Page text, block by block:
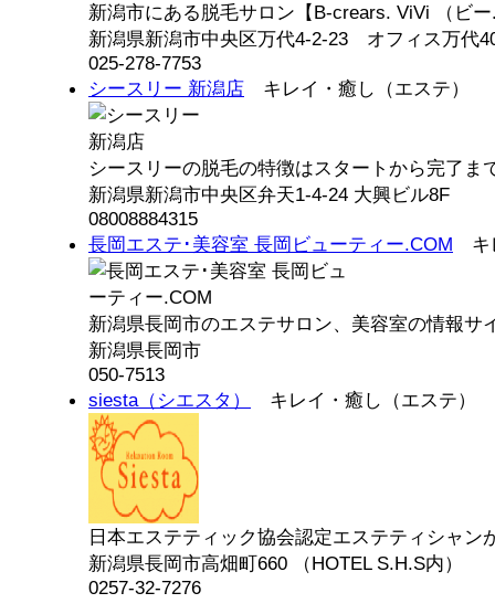
新潟市にある脱毛サロン【B-crears. ViVi （ビ
新潟県新潟市中央区万代4-2-23 オフィス万代
025-278-7753
シースリー 新潟店 キレイ・癒し（エステ）
シースリーの脱毛の特徴はスタートから完了ま
新潟県新潟市中央区弁天1-4-24 大興ビル8F
08008884315
長岡エステ･美容室 長岡ビューティー.COM キ
新潟県長岡市のエステサロン、美容室の情報サ
新潟県長岡市
050-7513
siesta（シエスタ）
キレイ・癒し（エステ）
日本エステティック協会認定エステティシャン
新潟県長岡市高畑町660 （HOTEL S.H.S内）
0257-32-7276